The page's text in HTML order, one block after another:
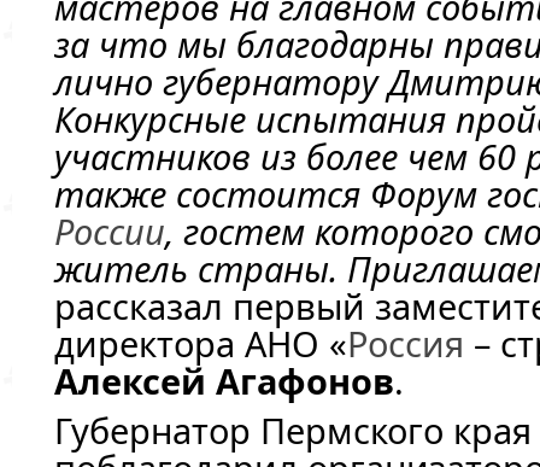
за что мы благодарны
лично губернатору
Конкурсные испытания
участников из более чем
также состоится Форум
России, гостем которого
житель страны.
рассказал первый
директора АНО «Россия –
Алексей Агафонов.
Губернатор Пермского края